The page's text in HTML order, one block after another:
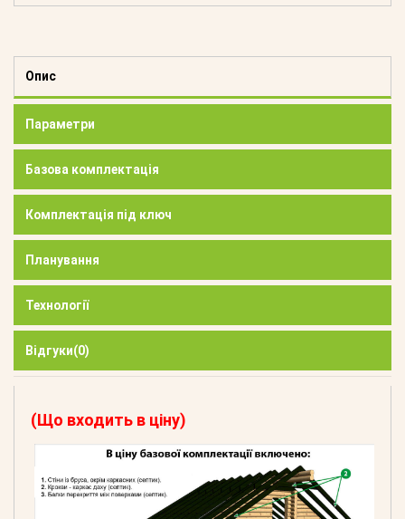
Опис
Параметри
Базова комплектація
Комплектація під ключ
Планування
Технології
Відгуки(0)
(Що входить в ціну)